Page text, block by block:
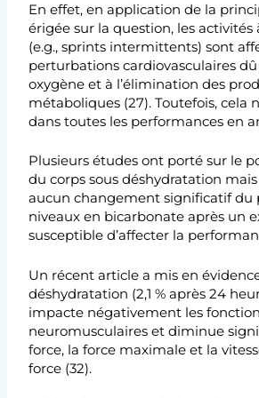
En effet, en application de la
érigée sur la question, les
(e.g., sprints intermittents) sont
perturbations cardiovasculaires
oxygène et à l’élimination des
métaboliques (27). Toutefois, cela
dans toutes les performances en
Plusieurs études ont porté sur le
du corps sous déshydratation mais
aucun changement significatif du
niveaux en bicarbonate après un
susceptible d’affecter la
Un récent article a mis en
déshydratation (2,1 % après 24
impacte négativement les
neuromusculaires et diminue
force, la force maximale et la
force (32).